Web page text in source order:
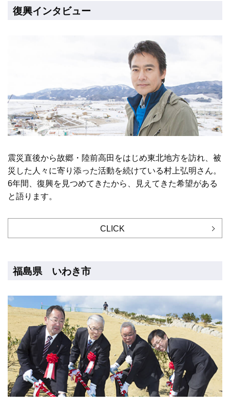
復興インタビュー
震災直後から故郷・陸前高田をはじめ東北地方を訪れ、被
災した人々に寄り添った活動を続けている村上弘明さん。
6年間、復興を見つめてきたから、見えてきた希望がある
と語ります。
CLICK
福島県 いわき市